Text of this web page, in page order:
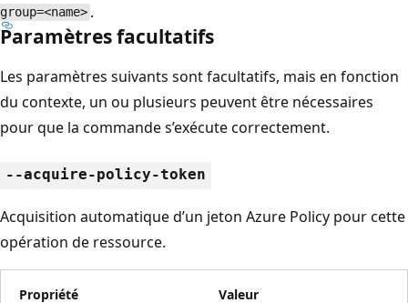
group=<name> .
Paramètres facultatifs
Les paramètres suivants sont facultatifs, mais en fonction
du contexte, un ou plusieurs peuvent être nécessaires
pour que la commande s’exécute correctement.
--acquire-policy-token
Acquisition automatique d’un jeton Azure Policy pour cette
opération de ressource.
Propriété Valeur